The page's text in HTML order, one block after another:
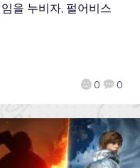
0 0
을 누비자, 펄어비스